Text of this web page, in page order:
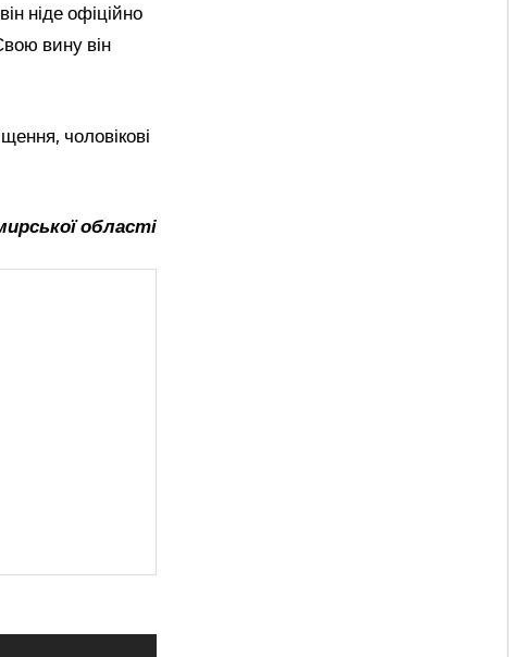
ніде офіційно
вину він
чоловікові
області